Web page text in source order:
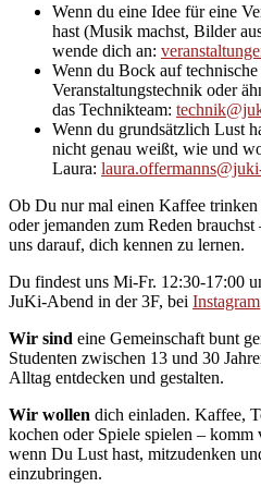
Wenn du eine Idee für eine
hast (Musik machst, Bilder
wende dich an:
Wenn du Bock auf technische
Veranstaltungstechnik oder
das Technikteam:
Wenn du grundsätzlich Lust
nicht genau weißt, wie und
Laura:
Ob Du nur mal einen Kaffee
oder jemanden zum Reden
uns darauf, dich kennen zu lernen.
Du findest uns Mi-Fr. 12:30-17:00
JuKi-Abend in der 3F, bei Instagram
Wir sind eine Gemeinschaft bunt
Studenten zwischen 13 und 30
Alltag entdecken und gestalten.
Wir wollen dich einladen. Kaffee,
kochen oder Spiele spielen – komm
wenn Du Lust hast, mitzudenken
einzubringen.